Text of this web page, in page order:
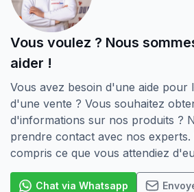
Vous voulez ? Nous
aider !
Vous avez besoin d'une aide pour
d'une vente ? Vous souhaitez
d'informations sur nos produits ?
prendre contact avec nos experts.
compris ce que vous attendiez
Chat via Whatsapp